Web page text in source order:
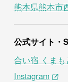
熊本県熊本市
公式サイト・
合い宿 くまも
Instagram